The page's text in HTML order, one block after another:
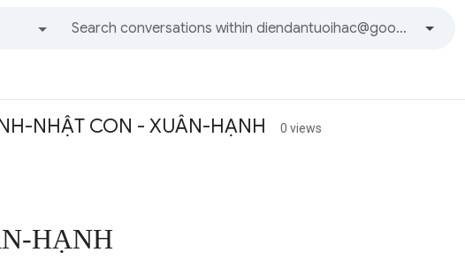
NHẬT CON - XUÂN-HẠNH 0 views
HẠNH